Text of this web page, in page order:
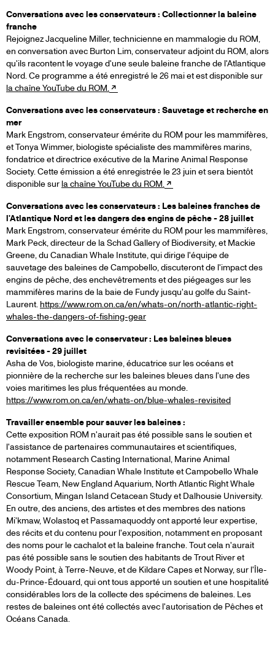
Conversations avec les conservateurs : Collectionner la baleine
franche
Rejoignez Jacqueline Miller, technicienne en mammalogie du ROM,
en conversation avec Burton Lim, conservateur adjoint du ROM, alors
qu'ils racontent le voyage d'une seule baleine franche de l'Atlantique
Nord. Ce programme a été enregistré le 26 mai et est disponible sur
la chaîne YouTube du ROM.
Conversations avec les conservateurs : Sauvetage et recherche en
mer
Mark Engstrom, conservateur émérite du ROM pour les mammifères,
et Tonya Wimmer, biologiste spécialiste des mammifères marins,
fondatrice et directrice exécutive de la Marine Animal Response
Society. Cette émission a été enregistrée le 23 juin et sera bientôt
disponible sur la chaîne YouTube du ROM.
Conversations avec les conservateurs : Les baleines franches de
l'Atlantique Nord et les dangers des engins de pêche - 28 juillet
Mark Engstrom, conservateur émérite du ROM pour les mammifères,
Mark Peck, directeur de la Schad Gallery of Biodiversity, et Mackie
Greene, du Canadian Whale Institute, qui dirige l'équipe de
sauvetage des baleines de Campobello, discuteront de l'impact des
engins de pêche, des enchevêtrements et des piégeages sur les
mammifères marins de la baie de Fundy jusqu'au golfe du Saint-
Laurent. https://www.rom.on.ca/en/whats-on/north-atlantic-right-
whales-the-dangers-of-fishing-gear
Conversations avec le conservateur : Les baleines bleues
revisitées - 29 juillet
Asha de Vos, biologiste marine, éducatrice sur les océans et
pionnière de la recherche sur les baleines bleues dans l'une des
voies maritimes les plus fréquentées au monde.
https://www.rom.on.ca/en/whats-on/blue-whales-revisited
Travailler ensemble pour sauver les baleines :
Cette exposition ROM n'aurait pas été possible sans le soutien et
l'assistance de partenaires communautaires et scientifiques,
notamment Research Casting International, Marine Animal
Response Society, Canadian Whale Institute et Campobello Whale
Rescue Team, New England Aquarium, North Atlantic Right Whale
Consortium, Mingan Island Cetacean Study et Dalhousie University.
En outre, des anciens, des artistes et des membres des nations
Mi'kmaw, Wolastoq et Passamaquoddy ont apporté leur expertise,
des récits et du contenu pour l'exposition, notamment en proposant
des noms pour le cachalot et la baleine franche. Tout cela n'aurait
pas été possible sans le soutien des habitants de Trout River et
Woody Point, à Terre-Neuve, et de Kildare Capes et Norway, sur l'Île-
du-Prince-Édouard, qui ont tous apporté un soutien et une hospitalité
considérables lors de la collecte des spécimens de baleines. Les
restes de baleines ont été collectés avec l'autorisation de Pêches et
Océans Canada.